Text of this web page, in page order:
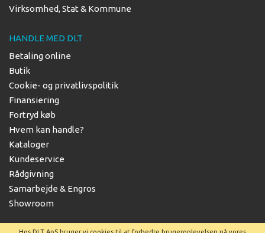
Virksomhed, Stat & Kommune
HANDLE MED DLT
Betaling online
Butik
Cookie- og privatlivspolitik
Finansiering
Fortryd køb
Hvem kan handle?
Kataloger
Kundeservice
Rådgivning
Samarbejde & Engros
Showroom